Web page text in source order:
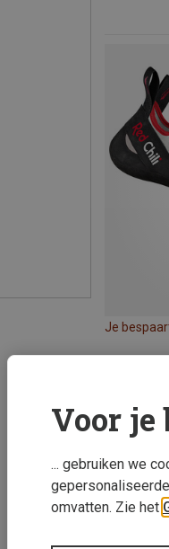
Je
Voor je
... gebruiken we
omvatten. Zie het